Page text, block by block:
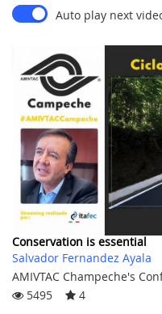
Auto play next
Conservation is essential
Salvador Fernandez Ayala
AMIVTAC Champeche's
5495
4